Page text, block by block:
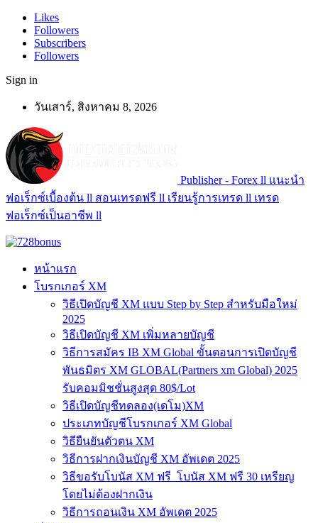
Likes
Followers
Subscribers
Followers
Sign in
วันเสาร์, สิงหาคม 8, 2026
Publisher - Forex ll แนะนำ
ฟอเร็กซ์เบื้องต้น ll สอนเทรดฟรี ll เรียนรู้การเทรด ll เทรด
ฟอเร็กซ์เป็นอาชีพ ll
หน้าแรก
โบรกเกอร์ XM
วิธีเปิดบัญชี XM แบบ Step by Step สำหรับมือใหม่
2025
วิธีเปิดบัญชี XM เพิ่มหลายบัญชี
วิธีการสมัคร IB XM Global ขั้นตอนการเปิดบัญชี
พันธมิตร XM GLOBAL(Partners xm Global) 2025
รับคอมมิชชั่นสูงสุด 80$/Lot
วิธีเปิดบัญชีทดลอง(เดโม)XM
ประเภทบัญชีโบรกเกอร์ XM Global
วิธียืนยันตัวตน XM
วิธีการฝากเงินบัญชี XM อัพเดต 2025
วิธีขอรับโบนัส XM ฟรี โบนัส XM ฟรี 30 เหรียญ
โดยไม่ต้องฝากเงิน
วิธีการถอนเงิน XM อัพเดต 2025